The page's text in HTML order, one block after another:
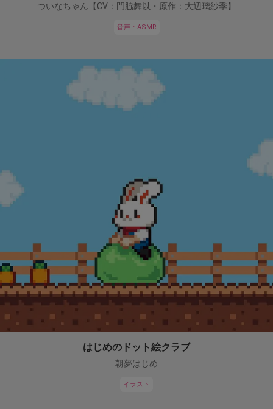
ついなちゃん【CV：門脇舞以・原作：大辺璃紗季】
音声・ASMR
はじめのドット絵クラブ
朝夢はじめ
イラスト